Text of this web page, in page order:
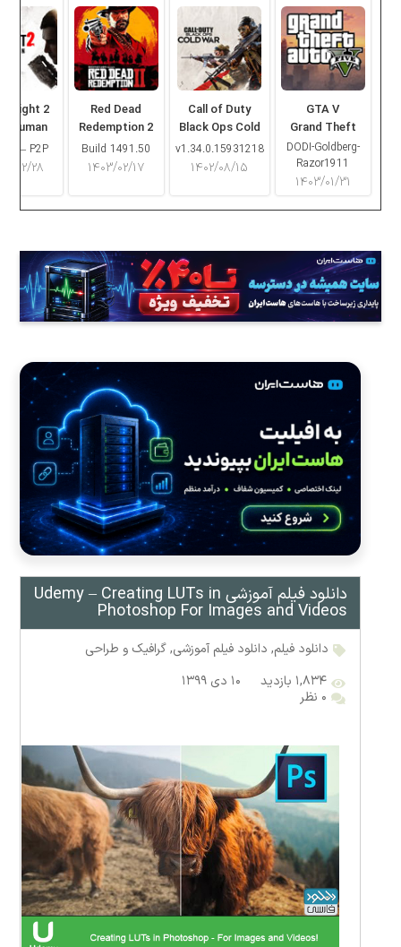
GTA V
Grand Theft
Auto V
DODI-Goldberg-
Razor1911
۱۴۰۳/۰۱/۳۱
Call of Duty
Black Ops Cold
War
v1.34.0.15931218
۱۴۰۲/۰۸/۱۵
Red Dead
Redemption 2
Build 1491.50
۱۴۰۳/۰۲/۱۷
Light 2
Human
– P2P
۱۴۰۳/
دانلود فیلم آموزشی Udemy – Creating LUTs in
Photoshop For Images and Videos
دانلود فیلم, دانلود فیلم آموزشی,گرافیک و طراحی
۱,۸۳۴ بازدید
۱۰ دی ۱۳۹۹
۰ نظر